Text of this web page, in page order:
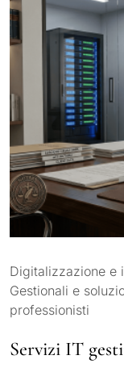
Digitalizzazione e
Gestionali e
professionisti
Servizi IT